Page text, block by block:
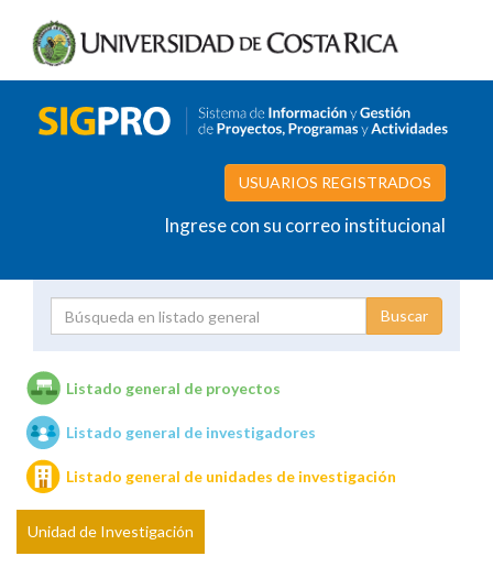
USUARIOS REGISTRADOS
Ingrese con su correo institucional
Unidades de investigación
Listado general de proyectos
Listado general de investigadores
Listado general de unidades de investigación
Unidad de Investigación